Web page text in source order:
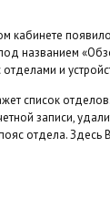
кабинете
названием
и
список
записи,
отдела. Здесь